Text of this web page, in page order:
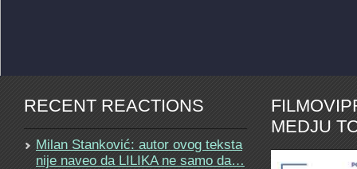
RECENT REACTIONS
Milan Stanković: autor ovog teksta
nije naveo da LILIKA ne samo da…
MEDJU